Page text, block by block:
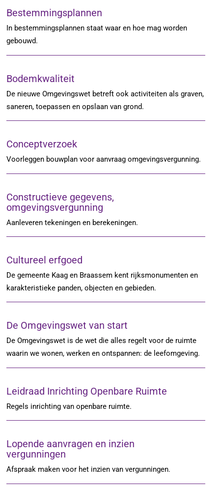
Bestemmingsplannen
In bestemmingsplannen staat waar en hoe mag worden
gebouwd.
Bodemkwaliteit
De nieuwe Omgevingswet betreft ook activiteiten als graven,
saneren, toepassen en opslaan van grond.
Conceptverzoek
Voorleggen bouwplan voor aanvraag omgevingsvergunning.
Constructieve gegevens,
omgevingsvergunning
Aanleveren tekeningen en berekeningen.
Cultureel erfgoed
De gemeente Kaag en Braassem kent rijksmonumenten en
karakteristieke panden, objecten en gebieden.
De Omgevingswet van start
De Omgevingswet is de wet die alles regelt voor de ruimte
waarin we wonen, werken en ontspannen: de leefomgeving.
Leidraad Inrichting Openbare Ruimte
Regels inrichting van openbare ruimte.
Lopende aanvragen en inzien
vergunningen
Afspraak maken voor het inzien van vergunningen.